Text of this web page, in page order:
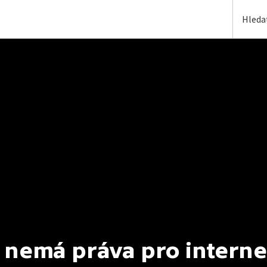
nemá práva pro